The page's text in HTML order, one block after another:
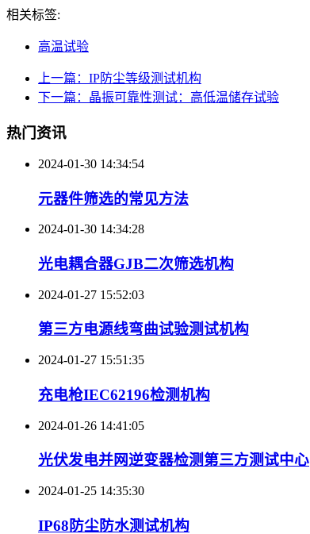
相关标签:
高温试验
上一篇：IP防尘等级测试机构
下一篇：晶振可靠性测试：高低温储存试验
热门资讯
2024-01-30 14:34:54
元器件筛选的常见方法
2024-01-30 14:34:28
光电耦合器GJB二次筛选机构
2024-01-27 15:52:03
第三方电源线弯曲试验测试机构
2024-01-27 15:51:35
充电枪IEC62196检测机构
2024-01-26 14:41:05
光伏发电并网逆变器检测第三方测试中心
2024-01-25 14:35:30
IP68防尘防水测试机构